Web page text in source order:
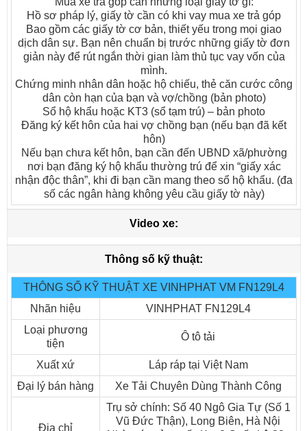
Trọng lượng toàn bộ : 12.990 kG
Kích thước xe : Dài x Rộng x Cao : 8.900 x 2.350 x 3.400 mm
Kích thước lòng thùng hàng (hoặc kích thước bao xi téc) : 6.950 x
2.220 x 2.050 mm
Khoảng cách trục : 5.210 mm
Vết bánh xe trước / sau : 1680/1670 mm
Số trục : 2
Công thức bánh xe : 4 x 2
Lắp cẩu tự hành
ISUZU Vĩnh Phát VM FN129L4 Lắp cẩu tự hành
Trọng lượng bản thân : 5.845 kG
Hồ sơ pháp lý, giấy tờ cần có khi vay mua xe trả góp
Bao gồm các giấy tờ cơ bản, thiết yếu trong mọi giao
dịch dân sự. Bạn nên chuẩn bị trước những giấy tờ đơn
giản này để rút ngắn thời gian làm thủ tục vay vốn của
mình.
Chứng minh nhân dân hoặc hộ chiếu, thẻ căn cước công
dân còn hạn của bạn và vợ/chồng (bản photo)
Sổ hộ khẩu hoặc KT3 (sổ tạm trú) – bản photo
Đăng ký kết hôn của hai vợ chồng bạn (nếu bạn đã kết
hôn)
Nếu bạn chưa kết hôn, bạn cần đến UBND xã/phường
nơi bạn đăng ký hộ khẩu thường trú để xin “giấy xác
nhận độc thân”, khi đi bạn cần mang theo sổ hộ khẩu. (đa
số các ngân hàng không yêu cầu giấy tờ này)
Video xe:
Thông số kỹ thuật:
THÔNG SỐ KỸ THUẬT XE VINHPHAT VM FN129L4
Nhãn hiệu
VINHPHAT FN129L4
Loại phương
tiện
Ô tô tải
Xuất xứ
Láp ráp tại Việt Nam
Đại lý bán hàng
Xe Tải Chuyên Dùng Thành Công
Địa chỉ
Trụ sở chính: Số 40 Ngô Gia Tự (Số 1
Vũ Đức Thận), Long Biên, Hà Nội